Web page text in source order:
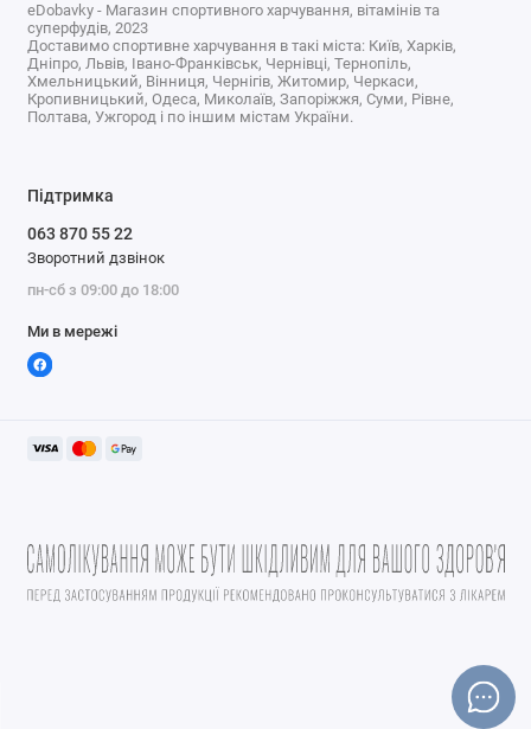
eDobavky - Магазин спортивного харчування, вітамінів та
суперфудів, 2023
Доставимо спортивне харчування в такі міста: Київ, Харків,
Дніпро, Львів, Івано-Франківськ, Чернівці, Тернопіль,
Хмельницький, Вінниця, Чернігів, Житомир, Черкаси,
Кропивницький, Одеса, Миколаїв, Запоріжжя, Суми, Рівне,
Полтава, Ужгород і по іншим містам України.
Підтримка
063 870 55 22
Зворотний дзвінок
пн-сб з 09:00 до 18:00
Ми в мережі